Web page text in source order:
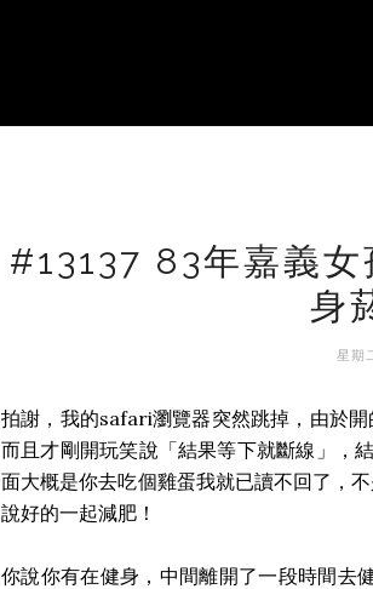
#13137 83年嘉義
身
星期
拍謝，我的safari瀏覽器突然跳掉，由於
而且才剛開玩笑說「結果等下就斷線」，
面大概是你去吃個雞蛋我就已讀不回了，
說好的一起減肥！
你說你有在健身，中間離開了一段時間去